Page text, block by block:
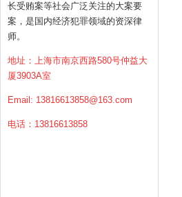
长受贿案等社会广泛关注的大案要
案，是国内经济犯罪领域的资深律
师。
地址：上海市南京西路580号仲益大
厦3903A室
Email: 13816613858@163.com
电话：13816613858